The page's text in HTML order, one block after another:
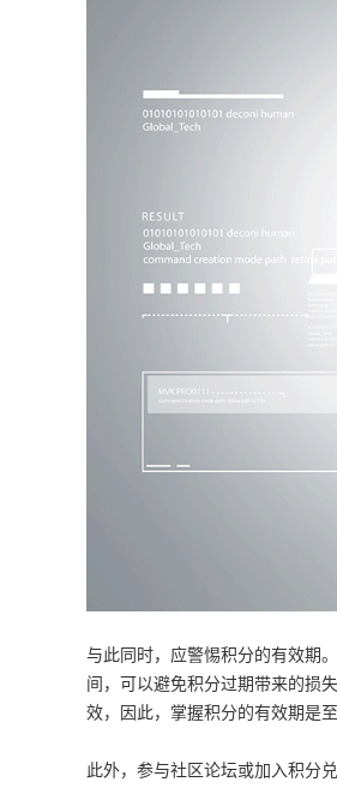
与此同时，应警惕积分的有效期
间，可以避免积分过期带来的损
效，因此，掌握积分的有效期是至
此外，参与社区论坛或加入积分